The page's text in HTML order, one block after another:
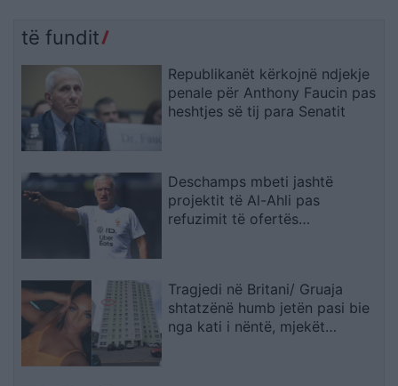
të fundit
Republikanët kërkojnë ndjekje
penale për Anthony Faucin pas
heshtjes së tij para Senatit
Deschamps mbeti jashtë
projektit të Al-Ahli pas
refuzimit të ofertës
Tragjedi në Britani/ Gruaja
shtatzënë humb jetën pasi bie
nga kati i nëntë, mjekët